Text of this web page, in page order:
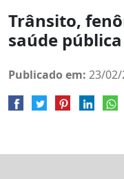
Trânsito,
saúde pública
Publicado em: 23/02/